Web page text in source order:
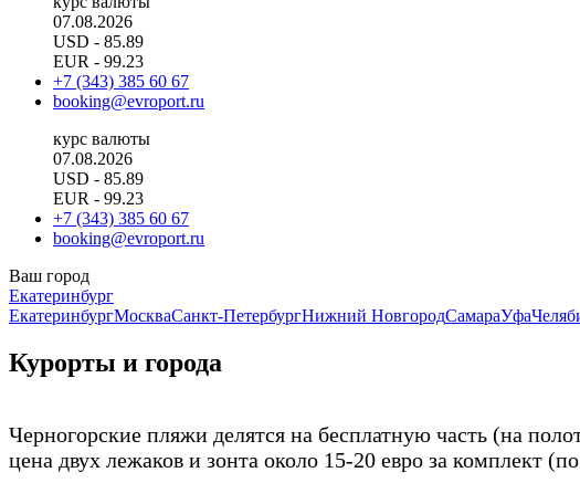
07.08.2026
USD - 85.89
EUR - 99.23
+7 (343) 385 60 67
booking@evroport.ru
курс валюты
07.08.2026
USD - 85.89
EUR - 99.23
+7 (343) 385 60 67
booking@evroport.ru
Ваш город
Екатеринбург
ЕкатеринбургМоскваСанкт-ПетербургНижний НовгородСамараУфа
Курорты и города
Черногорские пляжи делятся на бесплатную часть (на
цена двух лежаков и зонта около 15-20 евро за комплект